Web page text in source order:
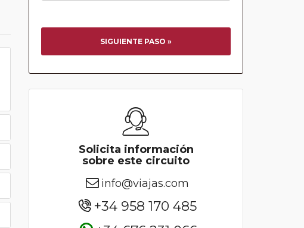
SIGUIENTE PASO »
Solicita información
sobre este circuito
info@viajas.com
+34 958 170 485